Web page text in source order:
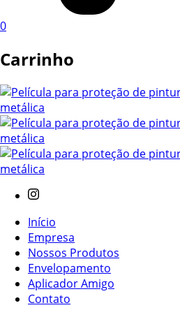
0
Carrinho
Início
Empresa
Nossos Produtos
Envelopamento
Aplicador Amigo
Contato